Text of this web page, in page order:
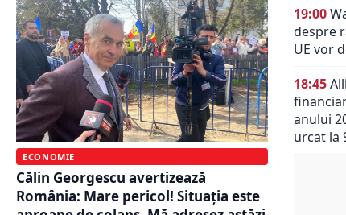
ECONOMIE
Călin Georgescu avertizează
România: Mare pericol! Situația este
19:00
despre
UE vor
18:45
anului
urcat la